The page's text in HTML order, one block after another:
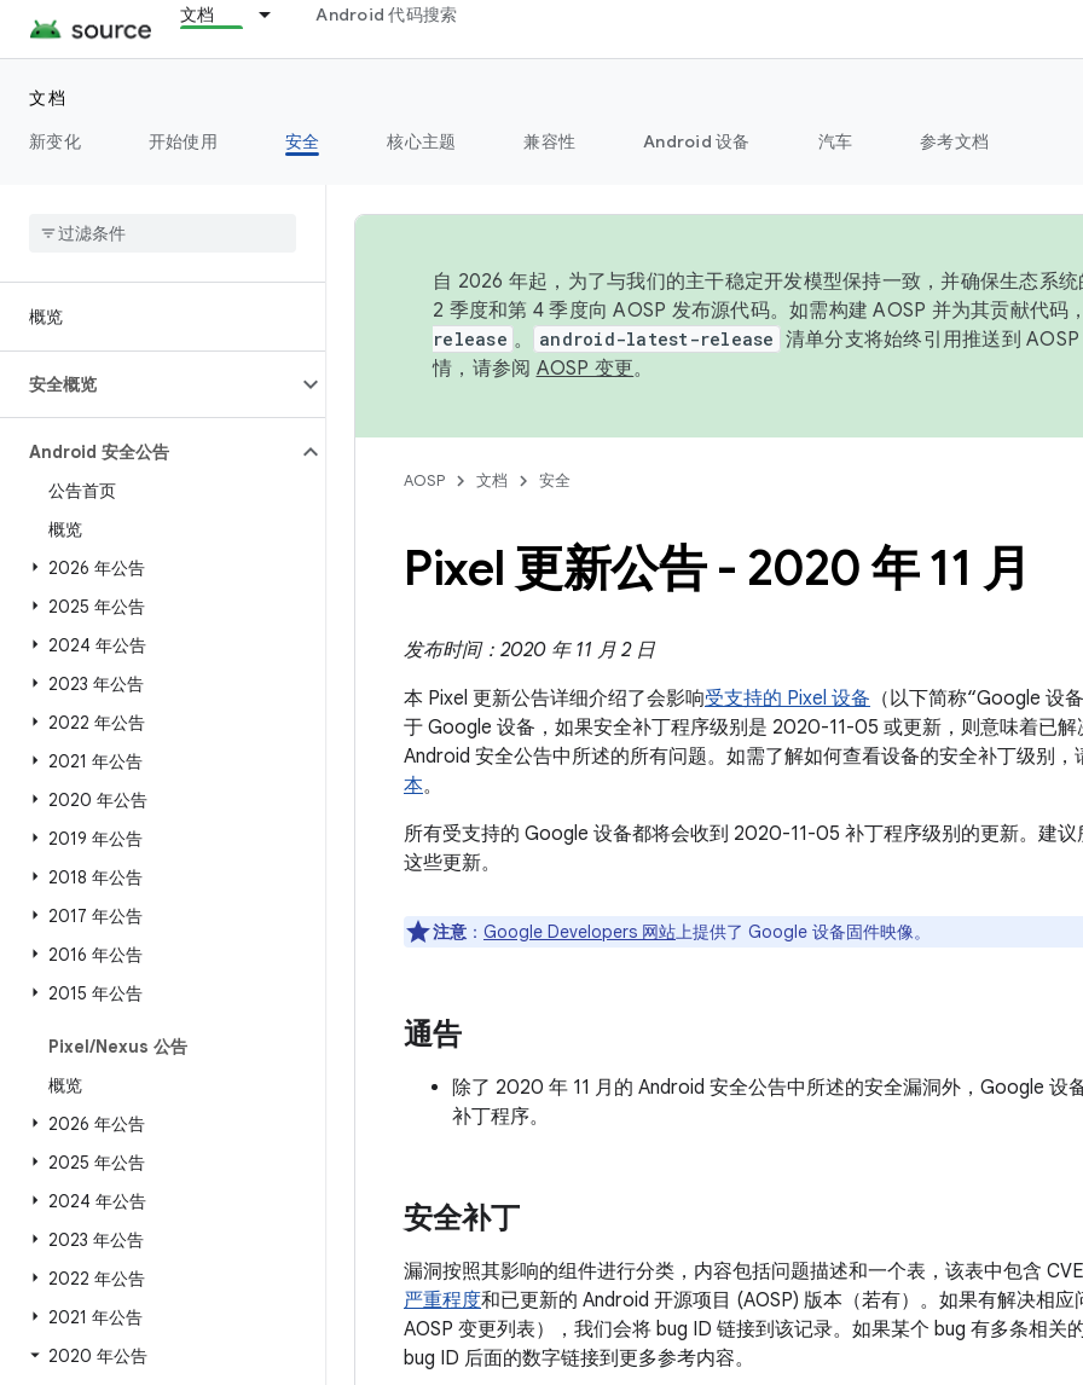
文档 Android 代码搜索
文档
新变化
开始使用 安全 核心主题 兼容性 Android 设备 汽车 参考文档
概览
安全概览
Android 安全公告
公告首页
概览
2026 年公告
2025 年公告
2024 年公告
2023 年公告
2022 年公告
2021 年公告
2020 年公告
2019 年公告
2018 年公告
2017 年公告
2016 年公告
2015 年公告
Pixel/Nexus 公告
概览
2026 年公告
2025 年公告
2024 年公告
2023 年公告
2022 年公告
2021 年公告
2020 年公告
自 2026 年起，为了与我们的主干稳定开发模型保持一致，并确保生态系
2 季度和第 4 季度向 AOSP 发布源代码。如需构建 AOSP 并为其贡献代码
release 。 android-latest-release 清单分支将始终引用推送到
情，请参阅 AOSP 变更。
AOSP 文档 安全
Pixel 更新公告 - 2020 年 11 月
发布时间：2020 年 11 月 2 日
本 Pixel 更新公告详细介绍了会影响受支持的 Pixel 设备 （以下简称“Google 设
于 Google 设备，如果安全补丁程序级别是 2020-11-05 或更新，则意味着已
Android 安全公告中所述的所有问题。如需了解如何查看设备的安全补丁级别，
本。
所有受支持的 Google 设备都将会收到 2020-11-05 补丁程序级别的更新。建
这些更新。
注意 ： Google Developers 网站上提供了 Google 设备固件映像。
通告
除了 2020 年 11 月的 Android 安全公告中所述的安全漏洞外，Google 设
补丁程序。
安全补丁
漏洞按照其影响的组件进行分类，内容包括问题描述和一个表，该表中包含
严重程度和已更新的 Android 开源项目 (AOSP) 版本（若有）。如果有解决相
AOSP 变更列表），我们会将 bug ID 链接到该记录。如果某个 bug 有多条相关
bug ID 后面的数字链接到更多参考内容。